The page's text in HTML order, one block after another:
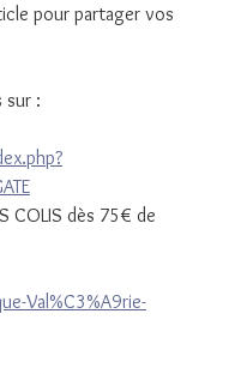
pour partager vos
sur :
COLIS dès 75€ de
Val%C3%A9rie-